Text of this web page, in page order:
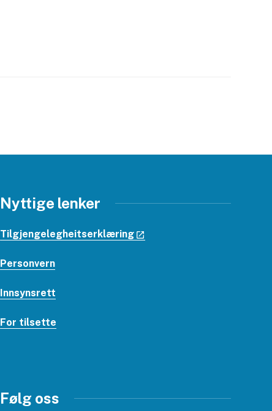
Nyttige lenker
Tilgjengelegheitserklæring
Personvern
Innsynsrett
For tilsette
Følg oss